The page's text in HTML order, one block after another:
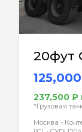
20фут
237,500 ₽
*Грузовая
Москва -